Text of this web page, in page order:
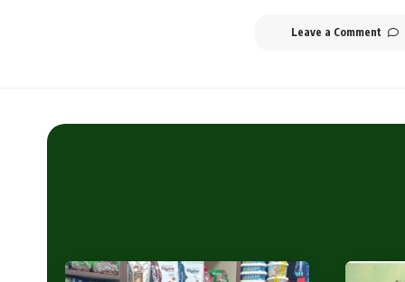
Leave a Comment